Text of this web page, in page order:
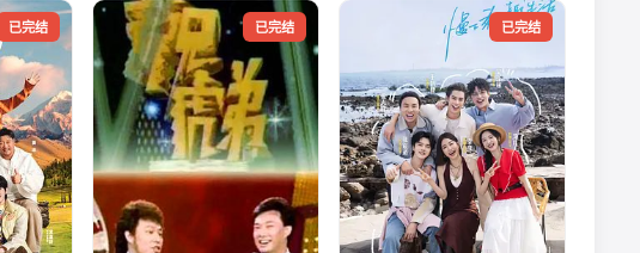
已完结 已完结 已完结